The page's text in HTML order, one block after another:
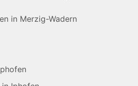
in Merzig-Wadern